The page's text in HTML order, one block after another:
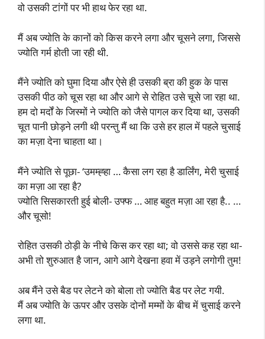
वो उसकी टांगों पर भी हाथ फेर रहा था.
मैं अब ज्योति के कानों को किस करने लगा और चूसने लगा, जिससे
ज्योति गर्म होती जा रही थी.
मैंने ज्योति को घुमा दिया और ऐसे ही उसकी ब्रा की हुक के पास
उसकी पीठ को चूस रहा था और आगे से रोहित उसे चूसे जा रहा था.
हम दो मर्दों के जिस्मों ने ज्योति को जैसे पागल कर दिया था, उसकी
चूत पानी छोड़ने लगी थी परन्तु मैं था कि उसे हर हाल में पहले चुसाई
का मज़ा देना चाहता था।
मैंने ज्योति से पूछा- ‘उमम्ह्हा … कैसा लग रहा है डार्लिंग, मेरी चुसाई
का मज़ा आ रहा है?
ज्योति सिसकारती हुई बोली- उफ्फ … आह बहुत मज़ा आ रहा है.. …
और चूसो!
रोहित उसकी ठोड़ी के नीचे किस कर रहा था; वो उससे कह रहा था-
अभी तो शुरुआत है जान, आगे आगे देखना हवा में उड़ने लगोगी तुम!
अब मैंने उसे बैड पर लेटने को बोला तो ज्योति बैड पर लेट गयी.
मैं अब ज्योति के ऊपर और उसके दोनों मम्मों के बीच में चुसाई करने
लगा था.